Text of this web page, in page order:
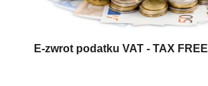
E-zwrot podatku VAT - TAX FREE